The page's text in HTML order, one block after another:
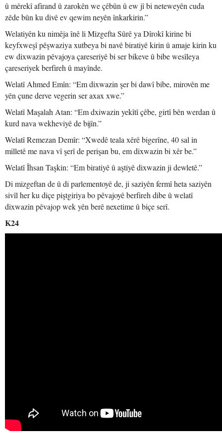
û mêrekî afirand û zarokên we çêbûn û ew jî bi neteweyên cuda
zêde bûn ku divê ev qewim neyên înkarkirin.”
Welatiyên ku nimêja înê li Mizgefta Sûrê ya Dîrokî kirine bi
keyfxweşî pêşwaziya xutbeya bi navê biratiyê kirin û amaje kirin ku
ew dixwazin pêvajoya çareseriyê bi ser bikeve û bibe wesîleya
çareseriyek berfireh û mayînde.
Welatî Ahmed Emîn: “Em dixwazin şer bi dawî bibe, mirovên me
yên çune derve vegerin ser axax xwe.”
Welatî Maşalah Atan: “Em dxiwazin yekîtî çêbe, girtî bên werdan û
kurd nava wekheviyê de bijîn.”
Welatî Remezan Demîr: “Xwedê teala xêrê bigerîne, 40 sal in
milletê me nava vî şerî de perişan bu, em dixwazin bi xêr be.”
Welatî Îhsan Taşkin: “Em biratiyê û aştiyê dixwazin ji dewletê.”
Di mizgeftan de û di parlementoyê de, ji saziyên fermî heta saziyên
sivîl her ku diçe piştgiriya bo pêvajoyê berfireh dibe û welatî
dixwazin pêvajop wek yên berê nexetime û biçe serî.
K24